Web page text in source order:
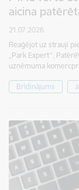
aicina
21.07.2026.
Reaģējot uz strauji
„Park Expert”,
uzņēmuma
Brīdinājums